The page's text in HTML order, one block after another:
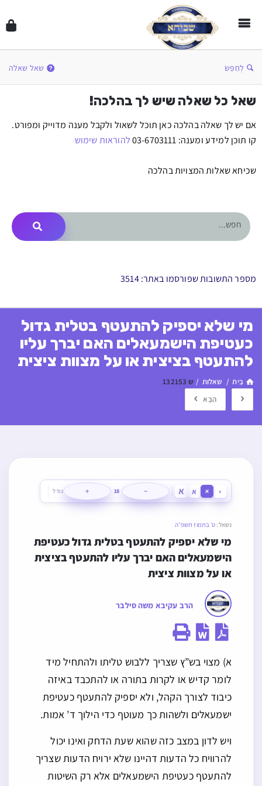
לְחַפֵּשׂ שאל שאלה
שאל כל שאלה שיש לך בהלכה!
אם יש לך שאלה בהלכה כאן תוכל לשאול ולקבל מענה מדוייק ומפורט.
קו תוכן למידע ומענה: 03-6703111
להוראות שימוש
שכיחא שאלות המצויות בהלכה
מספר התשובות שפורסמו באתר: 3514
מי שלא יספיק להתעטף בטלית גדול
כעטיפת הישמעאלים האם יברך עליו
להתעטף בציצית או על מצוות ציצית
בַּיִת / שאלות / ש 132153
הַבָּא
א א א א −
18
+ גודל
נשאל: ט׳ בתמוז תשפ״ה
או על מצוות ציצית
הרב עקיבא משה סילבר
א) מצוי בש”ץ שצריך ללבוש טליתו ולהתחיל מיד
לומר קדיש או לקרות בתורה או להתכבד באיזה
כיבוד לצורך הקהל, ולא יספיק להתעטף כעטיפת
ישמעאלים ולשהות כך מעוטף כדי הילוך ד’ אמות.
ויש לדון במצב כזה שהוא שעת הדחק ואינו יכול
להרוויח כל הדעות דהיינו שלא ירויח הדעות שצריך
להתעטף כעטיפת הישמעאלים אלא רק השיטות